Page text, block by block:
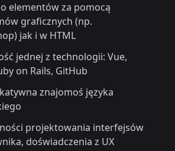
elementów za pomocą
graficznych (np.
jak i w HTML
jednej z technologii: Vue,
on Rails, GitHub
znajomoś języka
projektowania interfejsów
doświadczenia z UX